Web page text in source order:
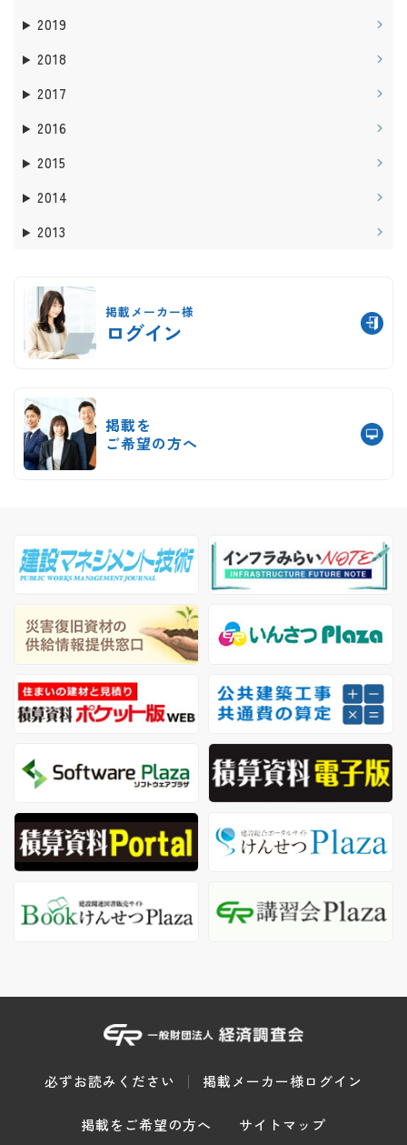
2019
2018
2017
2016
2015
2014
2013
掲載メーカー様
ログイン
掲載を
ご希望の方へ
必ずお読みください 掲載メーカー様ログイン
掲載をご希望の方へ サイトマップ